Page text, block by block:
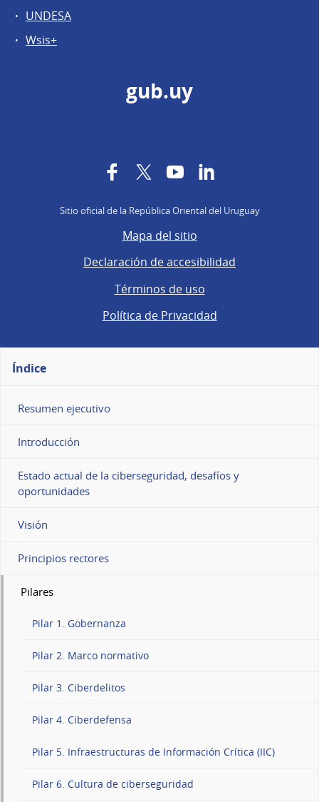
UNDESA
Wsis+
gub.uy
FacebookTwitterYouTube
Sitio oficial de la República Oriental del Uruguay
Mapa del sitio
Declaración de accesibilidad
Términos de uso
Política de Privacidad
Índice
Resumen ejecutivo
Introducción
Estado actual de la ciberseguridad, desafíos y
oportunidades
Visión
Principios rectores
Pilares
Pilar 1. Gobernanza
Pilar 2. Marco normativo
Pilar 3. Ciberdelitos
Pilar 4. Ciberdefensa
Pilar 5. Infraestructuras de Información Crítica (IIC)
Pilar 6. Cultura de ciberseguridad